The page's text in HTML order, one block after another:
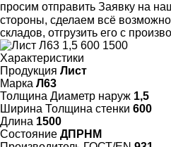
просим отправить Заявку на
стороны, сделаем всё
складов, отгрузить его с
Характеристики
Продукция Лист
Марка Л63
Толщина Диаметр наруж 1,5
Ширина Толщина стенки 600
Длина 1500
Состояние ДПРНМ